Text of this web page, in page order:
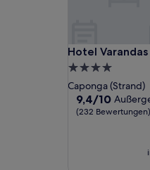
Hotel Varandas
Hotel Varandas
4.0-
Sterne-
Unterkunft
Caponga (Strand)
9.4
von
9,4/10
(232 Bewertungen)